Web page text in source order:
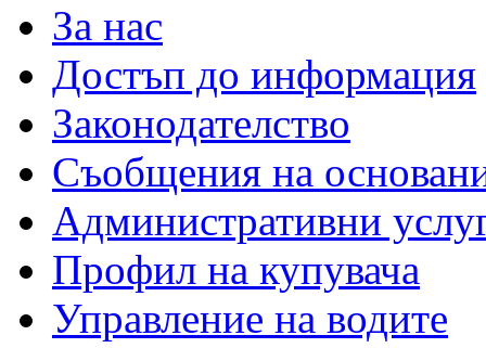
За нас
Достъп до информация
Законодателство
Съобщения на
Административни
Профил на купувача
Управление на водите